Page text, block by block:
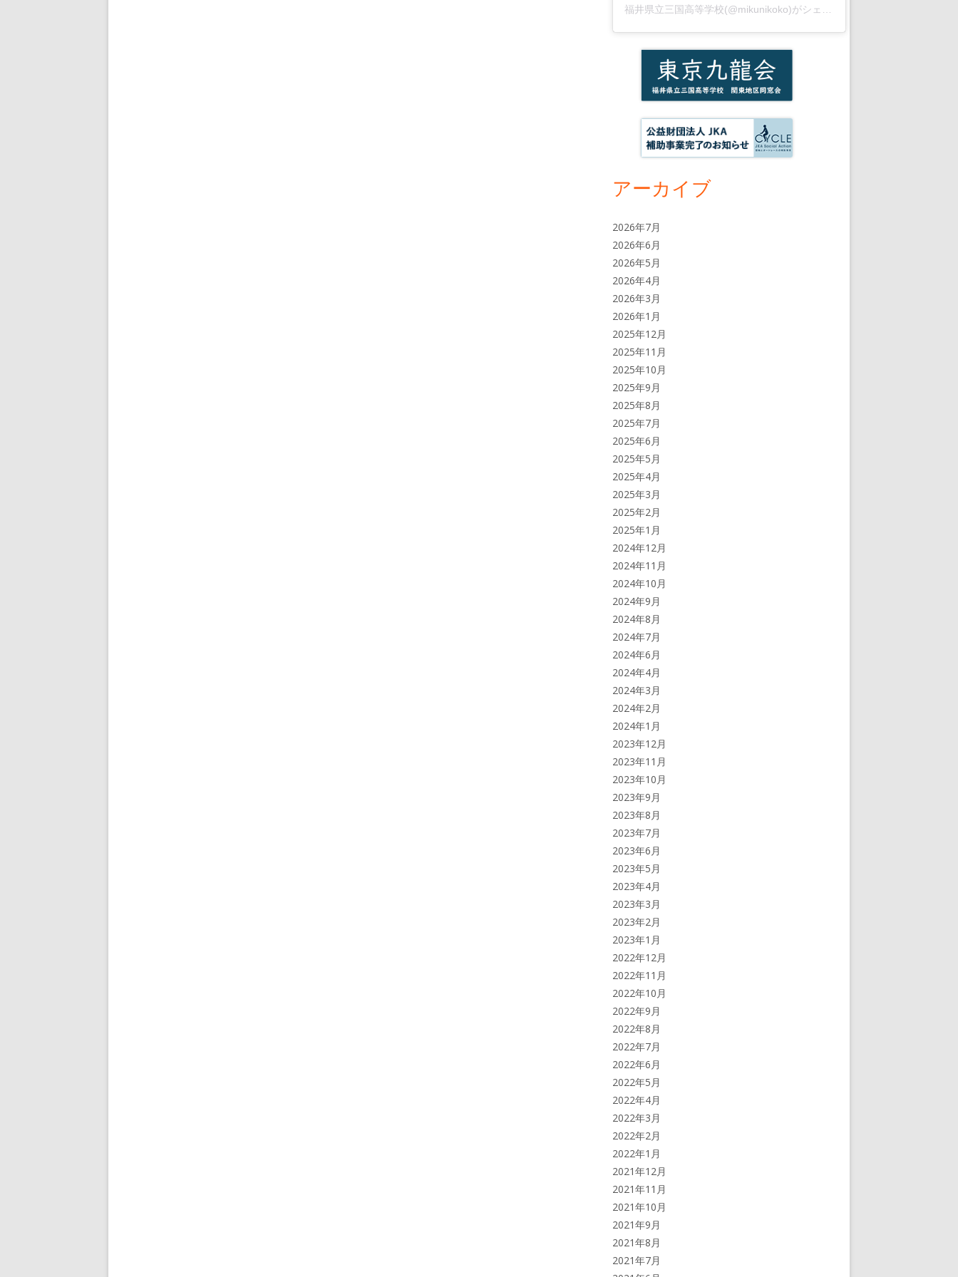
アーカイブ
2026年7月
2026年6月
2026年5月
2026年4月
2026年3月
2026年1月
2025年12月
2025年11月
2025年10月
2025年9月
2025年8月
2025年7月
2025年6月
2025年5月
2025年4月
2025年3月
2025年2月
2025年1月
2024年12月
2024年11月
2024年10月
2024年9月
2024年8月
2024年7月
2024年6月
2024年4月
2024年3月
2024年2月
2024年1月
2023年12月
2023年11月
2023年10月
2023年9月
2023年8月
2023年7月
2023年6月
2023年5月
2023年4月
2023年3月
2023年2月
2023年1月
2022年12月
2022年11月
2022年10月
2022年9月
2022年8月
2022年7月
2022年6月
2022年5月
2022年4月
2022年3月
2022年2月
2022年1月
2021年12月
2021年11月
2021年10月
2021年9月
2021年8月
2021年7月